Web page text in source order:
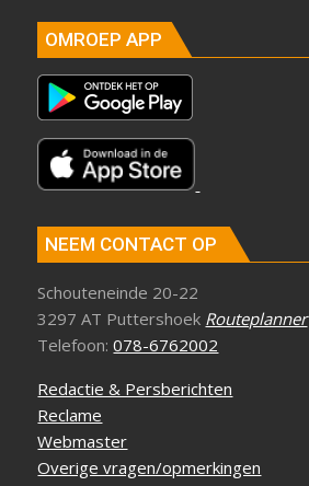
OMROEP APP
NEEM CONTACT OP
Schouteneinde 20-22
3297 AT Puttershoek Routeplanner
Telefoon:078-6762002
Redactie & Persberichten
Reclame
Webmaster
Overige vragen/opmerkingen